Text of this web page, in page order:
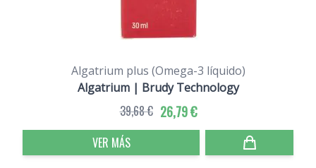
Algatrium plus (Omega-3 líquido)
Algatrium | Brudy Technology
26,79 €
39,68 €
VER MÁS